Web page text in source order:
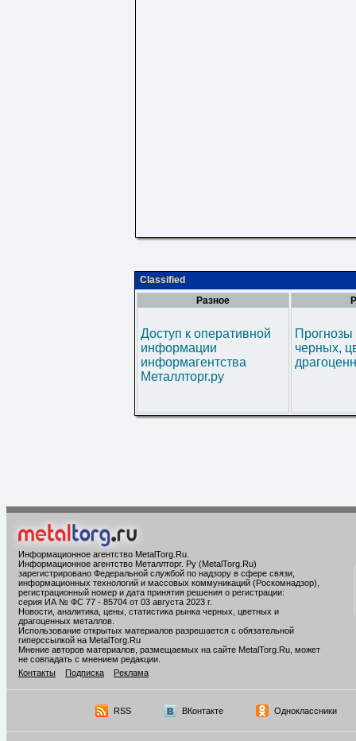
Classified
Разное
Доступ к оперативной
информации
информагентства
Металлторг.ру
черных,
Информационное агентство MetalTorg.Ru
Информационное агентство Металлторг. Ру (MetalTorg.Ru)
зарегистрировано Федеральной службой по надзору в сфере связи,
информационных технологий и массовых коммуникаций (Роскомнадзор),
регистрационный номер и дата принятия решения о регистрации:
серия ИА № ФС 77 - 85704 от 03 августа 2023 г.
Новости, аналитика, цены, статистика рынка черных, цветных и
драгоценных металлов.
Использование открытых материалов разрешается с обязательной
гиперссылкой на MetalTorg.Ru
Мнение авторов материалов, размещаемых на сайте MetalTorg.Ru, может
не совпадать с мнением редакции.
Контакты
Подписка Реклама
RSS ВКонтакте Одноклассники